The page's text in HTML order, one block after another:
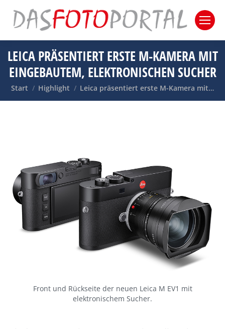
LEICA PRÄSENTIERT ERSTE M-KAMERA MIT
EINGEBAUTEM, ELEKTRONISCHEN SUCHER
Sie befinden sich hier:
Start Highlight Leica präsentiert erste M-Kamera mit…
Front und Rückseite der neuen Leica M EV1 mit
elektronischem Sucher.